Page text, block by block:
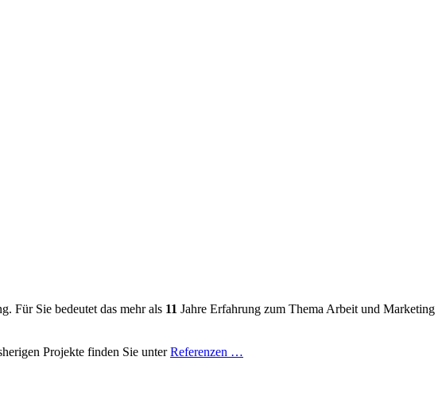
Für Sie bedeutet das mehr als 11 Jahre Erfahrung zum Thema Arbeit und Marketing
Projekte finden Sie unterReferenzen …